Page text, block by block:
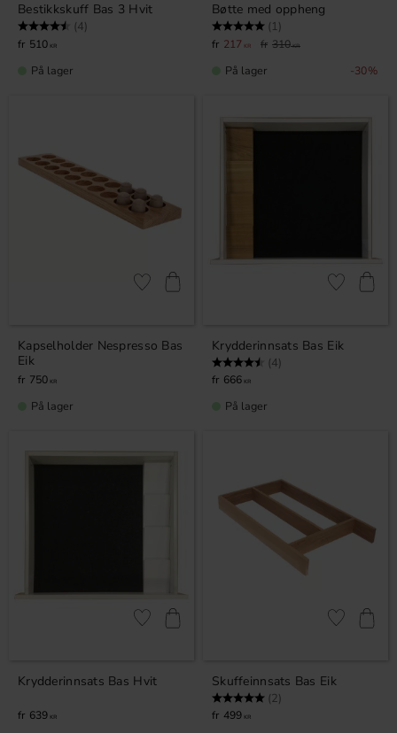
Bestikkskuff Bas 3 Hvit
Karakter: (4)
510 KR
På lager
Bøtte med oppheng
Karakter: (1)
217 KR 310KR
30%
På lager
Kapselholder Nespresso Bas
Eik
750 KR
Lagre som favoritt
På lager
Krydderinnsats Bas Eik
Karakter: (4)
666 KR
Lagre som
På lager
Krydderinnsats Bas Hvit
639 KR
Lagre som favoritt
Skuffeinnsats Bas Eik
Karakter: (2)
499 KR
Lagre som